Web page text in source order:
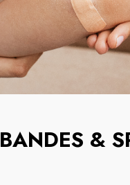
BANDES &